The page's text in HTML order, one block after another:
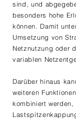
sind, und
besonders hohe
können. Damit
Umsetzung von
Netznutzung oder
variablen
Darüber hinaus
weiteren
kombiniert